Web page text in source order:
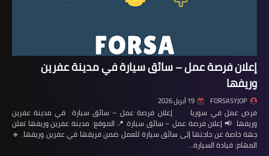
إعلان فرصة عمل – سائق سيارة في مدينة عفرين
وريفها
FORSASYJOP 19 أبريل 2026
فرص عمل في سوريا إعلان فرصة عمل – سائق سيارة في مدينة عفرين
وريفها 📢 إعلان فرصة عمل – سائق سيارة 📍 الموقع: مدينة عفرين وريفها تعلن
جهة خاصة عن حاجتها إلى سائق سيارة للعمل ضمن فريقها في عفرين وريفها. 🔹
المهام: قيادة السيارة…